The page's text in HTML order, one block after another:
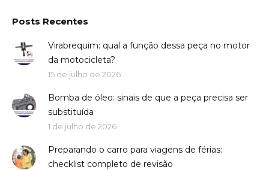
Posts Recentes
Virabrequim: qual a função dessa peça no motor
da motocicleta?
15 de julho de 2026
Bomba de óleo: sinais de que a peça precisa ser
substituída
1 de julho de 2026
Preparando o carro para viagens de férias:
checklist completo de revisão